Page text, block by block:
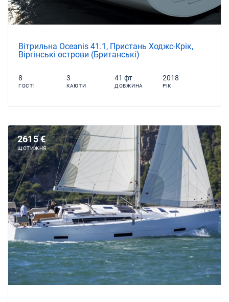
Вітрильна Oceanis 41.1, Пристань Ходжс-Крік,
Віргінські острови (Британські)
8
ГОСТІ
3
КАЮТИ
41 фт
ДОВЖИНА
2018
РІК
2615 €
ЩОТИЖНЯ